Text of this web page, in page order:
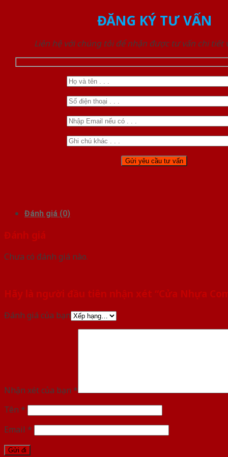
ĐĂNG KÝ TƯ VẤN
Liên hệ với chúng tôi để nhận được tư vấn chi tiết
Đánh giá (0)
Đánh giá
Chưa có đánh giá nào.
Hãy là người đầu tiên nhận xét “Cửa Nhựa
Đánh giá của bạn
Nhận xét của bạn *
Tên *
Email *